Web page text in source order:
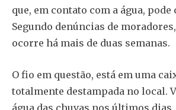
que, em contato com a água, pode
Segundo denúncias de
ocorre há mais de duas semanas.
O fio em questão, está em uma
totalmente destampada no local.
água das chuvas nos últimos